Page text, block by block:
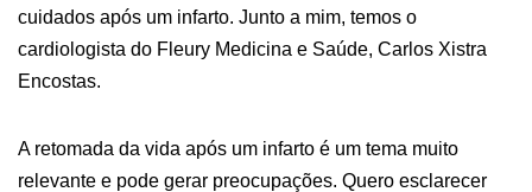
cuidados após um infarto. Junto a mim, temos o
cardiologista do Fleury Medicina e Saúde, Carlos Xistra
Encostas.
A retomada da vida após um infarto é um tema muito
relevante e pode gerar preocupações. Quero esclarecer